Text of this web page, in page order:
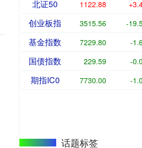
北证50 1122.88
创业板指 3515.56 -
基金指数 7229.80 -
国债指数 229.59 -
期指IC0 7730.00 -
话题标签